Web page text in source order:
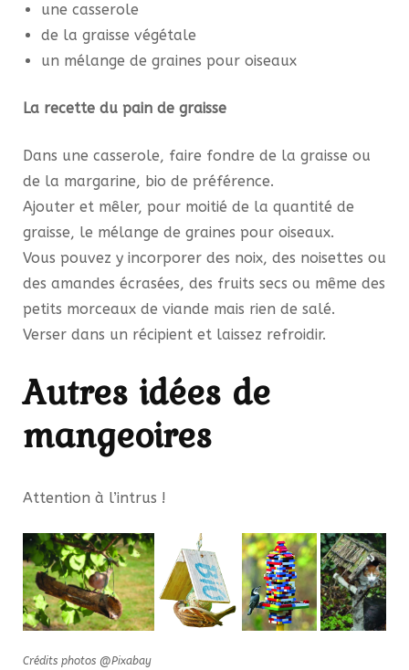
une casserole
de la graisse végétale
un mélange de graines pour oiseaux
La recette du pain de graisse
Dans une casserole, faire fondre de la graisse ou
de la margarine, bio de préférence.
Ajouter et mêler, pour moitié de la quantité de
graisse, le mélange de graines pour oiseaux.
Vous pouvez y incorporer des noix, des noisettes ou
des amandes écrasées, des fruits secs ou même des
petits morceaux de viande mais rien de salé.
Verser dans un récipient et laissez refroidir.
Autres idées de
mangeoires
Attention à l’intrus !
Crédits photos @Pixabay